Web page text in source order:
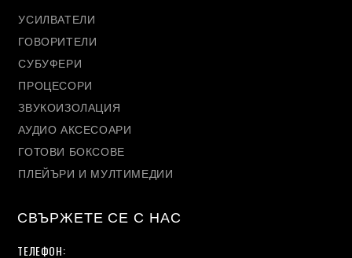
УСИЛВАТЕЛИ
ГОВОРИТЕЛИ
СУБУФЕРИ
ПРОЦЕСОРИ
ЗВУКОИЗОЛАЦИЯ
АУДИО АКСЕСОАРИ
ГОТОВИ БОКСОВЕ
ПЛЕЙЪРИ И МУЛТИМЕДИИ
СВЪРЖЕТЕ СЕ С НАС
ТЕЛЕФОН: